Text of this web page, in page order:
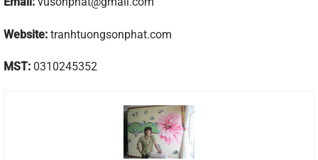
Website: tranhtuongsonphat.com
MST: 0310245352